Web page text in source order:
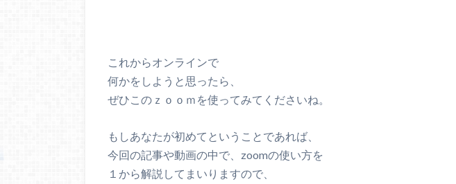
これからオンラインで
何かをしようと思ったら、
ぜひこのｚｏｏｍを使ってみてくださいね。
もしあなたが初めてということであれば、
今回の記事や動画の中で、zoomの使い方を
１から解説してまいりますので、